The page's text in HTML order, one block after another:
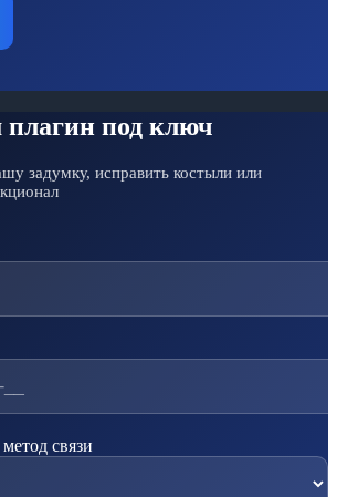
плагин под ключ
задумку, исправить костыли или
связи